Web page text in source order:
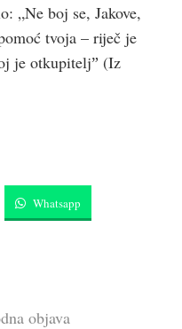
„Ne boj se, Jakove,
tvoja – riječ je
je otkupiteljˮ (Iz
Whatsapp
objava